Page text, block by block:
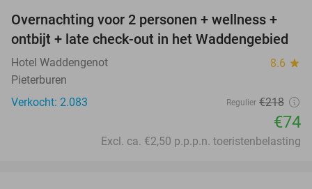
66%
Overnachting voor 2 personen + wellness +
ontbijt + late check-out in het Waddengebied
Hotel Waddengenot 8.6 star
Pieterburen
Verkocht: 2.083
Regulier €218
€74
Excl. ca. €2,50 p.p.p.n. toeristenbelasting